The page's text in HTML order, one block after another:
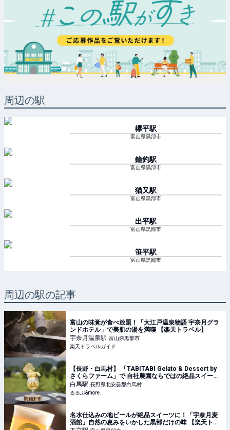
周辺の駅
欅平駅
富山県黒部市
鐘釣駅
富山県黒部市
猫又駅
富山県黒部市
出平駅
富山県黒部市
笹平駅
富山県黒部市
周辺の駅の記事
富山の味覚が食べ放題！「大江戸温泉物語 宇奈月グラ
ンドホテル」で美肌の湯を満喫 【楽天トラベル】
宇奈月温泉駅 富山県黒部市
楽天トラベルガイド
【長野・白馬村】 「TABITABI Gelato & Dessert by
さくらファーム」で 自社農園ならではの絶品スイーツ
を堪能｜るるぶ&more.
白馬駅 長野県北安曇郡白馬村
るるぶ&more.
名水仕込みの地ビールが絶品スイーツに！「宇奈月麦
酒館」自然の恵みをいかした黒部だけの味 【楽天トラ